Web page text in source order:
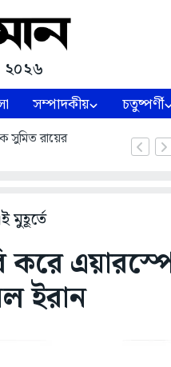
সম্পাদকীয় চতুষ্পর্ণী
সুমিত রায়ের
মুহূর্তে
করে
ইরান